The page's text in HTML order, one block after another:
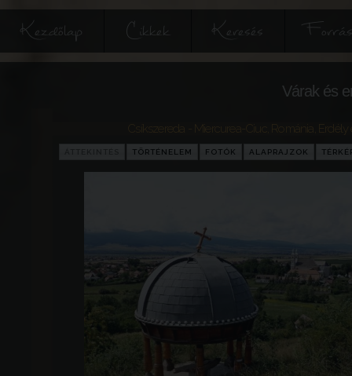
Kezdőlap Cikkek Keresés
Várak és
Csíkszereda - Miercurea-Ciuc Románia Erdély
TÖRTÉNELEM FOTÓK ALAPRAJZOK